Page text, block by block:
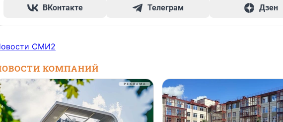
ВКонтакте Телеграм Дзен
СМИ2
КОМПАНИЙ